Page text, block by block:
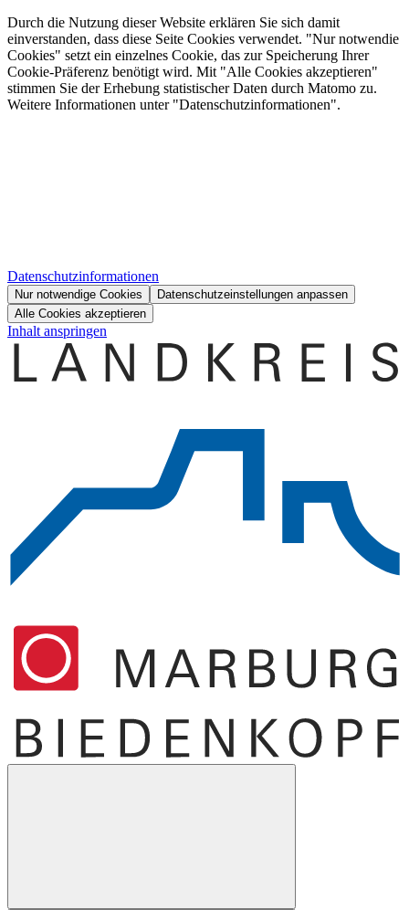
Durch die Nutzung dieser Website erklären Sie sich damit
einverstanden, dass diese Seite Cookies verwendet. "Nur notwendie
Cookies" setzt ein einzelnes Cookie, das zur Speicherung Ihrer
Cookie-Präferenz benötigt wird. Mit "Alle Cookies akzeptieren"
stimmen Sie der Erhebung statistischer Daten durch Matomo zu.
Weitere Informationen unter "Datenschutzinformationen".
Datenschutzinformationen
Nur notwendige Cookies
Datenschutzeinstellungen anpassen
Alle Cookies akzeptieren
Inhalt anspringen